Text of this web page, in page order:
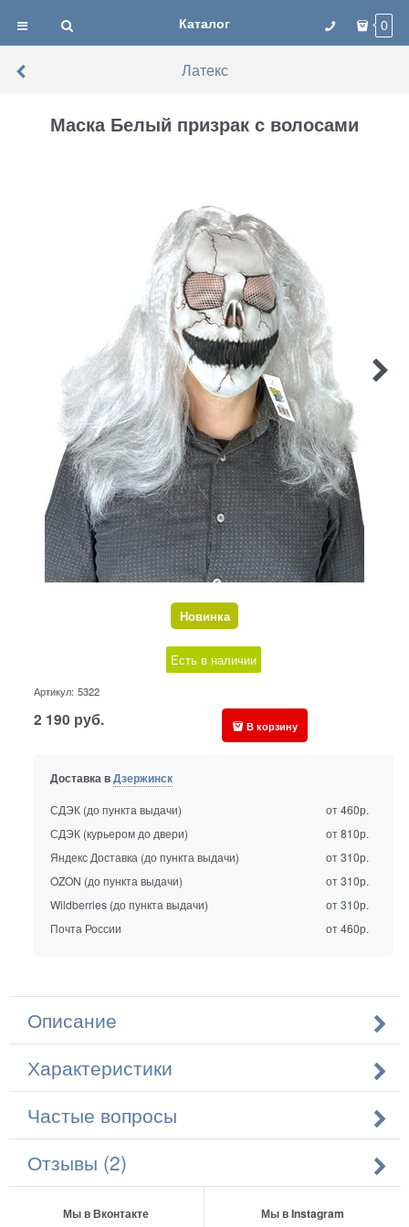
Каталог 0
Латекс
Маска Белый призрак с волосами
Новинка
Есть в наличии
Артикул: 5322
2 190 руб. В корзину
Доставка вДзержинск
СДЭК (до пункта выдачи)
от 460р.
СДЭК (курьером до двери)
от 810р.
Яндекс Доставка (до пункта выдачи)
от 310р.
OZON (до пункта выдачи)
от 310р.
Wildberries (до пункта выдачи)
от 310р.
Почта России
от 460р.
Описание
Характеристики
Частые вопросы
Отзывы (2)
Мы в Вконтакте Мы в Instagram